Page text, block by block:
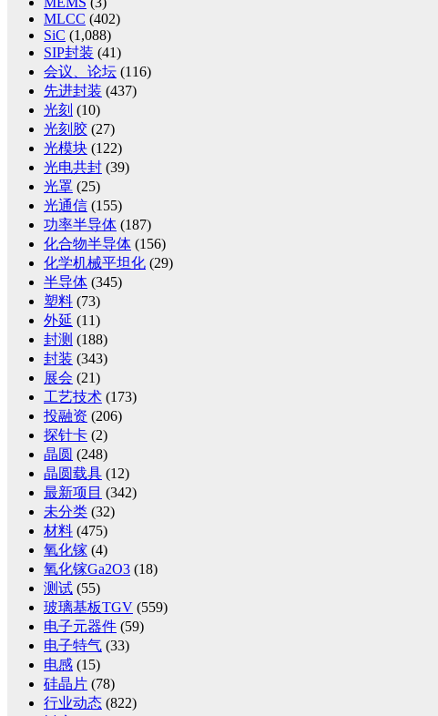
MLCC (402)
SiC (1,088)
SIP封装 (41)
会议、论坛 (116)
先进封装 (437)
光刻 (10)
光刻胶 (27)
光模块 (122)
光电共封 (39)
光罩 (25)
光通信 (155)
功率半导体 (187)
化合物半导体 (156)
化学机械平坦化 (29)
半导体 (345)
塑料 (73)
外延 (11)
封测 (188)
封装 (343)
展会 (21)
工艺技术 (173)
投融资 (206)
探针卡 (2)
晶圆 (248)
晶圆载具 (12)
最新项目 (342)
未分类 (32)
材料 (475)
氧化镓 (4)
氧化镓Ga2O3 (18)
测试 (55)
玻璃基板TGV (559)
电子元器件 (59)
电子特气 (33)
电感 (15)
硅晶片 (78)
行业动态 (822)